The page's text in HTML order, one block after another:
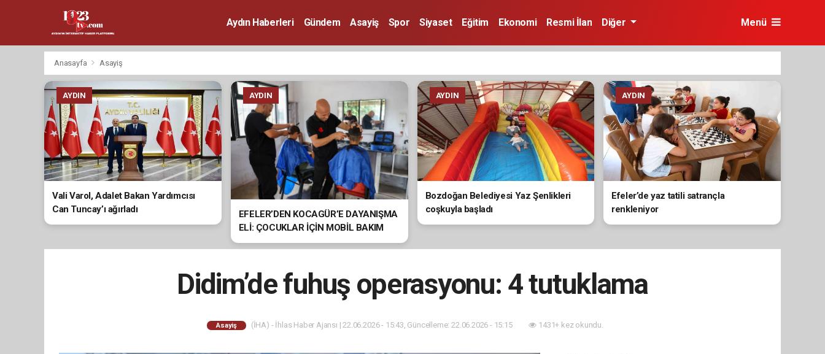
Aydın Haberleri Gündem Asayiş Spor Siyaset Eğitim Ekonomi Resmi İlan Diğer Menü
Anasayfa Asayiş
AYDIN
Vali Varol, Adalet Bakan Yardımcısı
Can Tuncay’ı ağırladı
AYDIN
EFELER’DEN KOCAGÜR’E DAYANIŞMA
ELİ: ÇOCUKLAR İÇİN MOBİL BAKIM
HİZMETİ
AYDIN
Bozdoğan Belediyesi Yaz Şenlikleri
coşkuyla başladı
AYDIN
Efeler’de yaz tatili satrançla
renkleniyor
Didim’de fuhuş operasyonu: 4 tutuklama
Asayiş (İHA) - İhlas Haber Ajansı | 22.06.2026 - 15:43, Güncelleme: 22.06.2026 - 15:15 1431+ kez okundu.